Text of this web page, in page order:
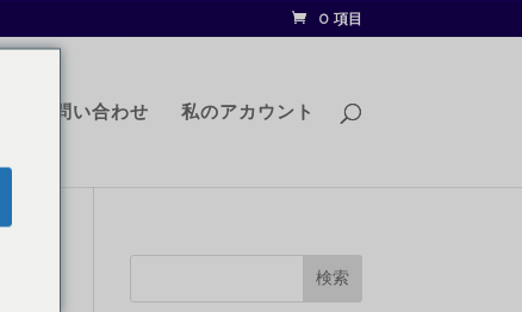
0 項目
お問い合わせ 私のアカウント
検索